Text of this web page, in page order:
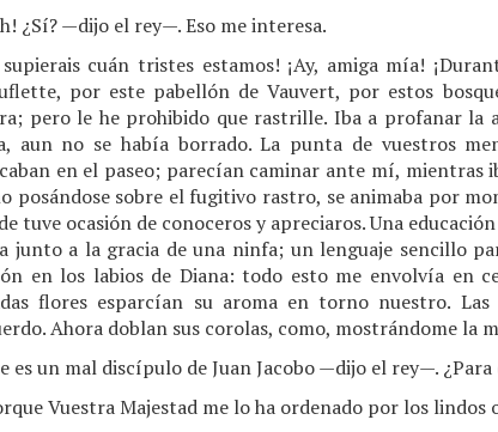
¿Sí? —dijo el rey—. Eso me interesa.
supierais cuán tristes estamos! ¡Ay, amiga mía!
por este pabellón de Vauvert, por estos
pero le he prohibido que rastrille. Iba a profanar la
aun no se había borrado. La punta de vuestros
en el paseo; parecían caminar ante mí, mientras
posándose sobre el fugitivo rastro, se animaba por
tuve ocasión de conoceros y apreciaros. Una
junto a la gracia de una ninfa; un lenguaje sencillo
en los labios de Diana: todo esto me envolvía en
flores esparcían su aroma en torno nuestro.
Ahora doblan sus corolas, como, mostrándome la
es un mal discípulo de Juan Jacobo —dijo el rey—. ¿Para
Vuestra Majestad me lo ha ordenado por los lindos